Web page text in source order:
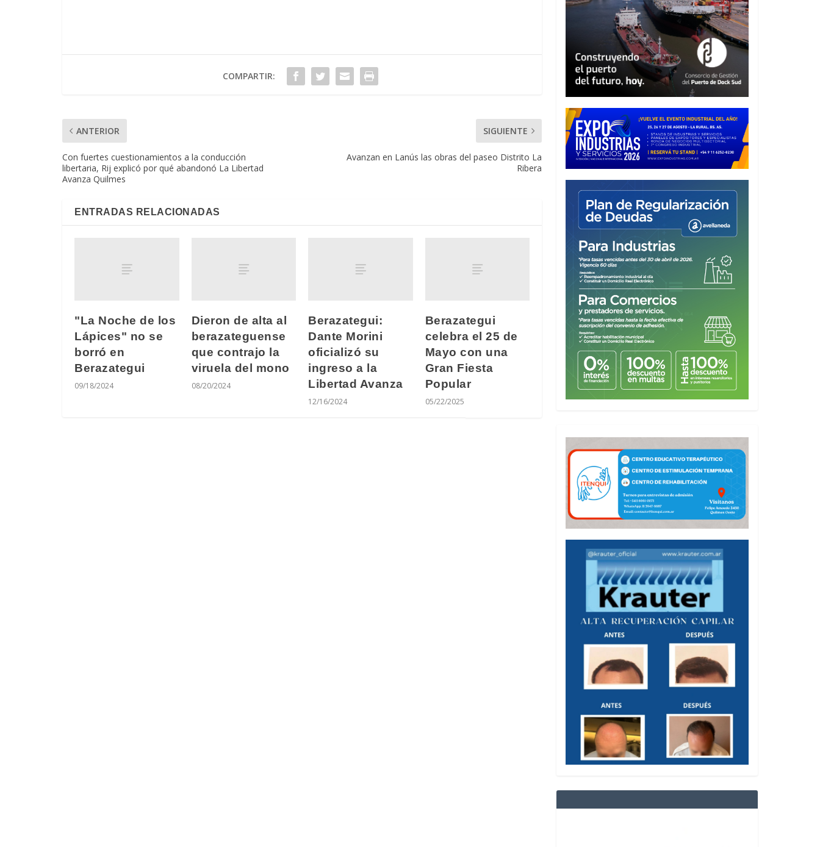
COMPARTIR:
ANTERIOR
Con fuertes cuestionamientos a la conducción
libertaria, Rij explicó por qué abandonó La Libertad
Avanza Quilmes
SIGUIENTE
Avanzan en Lanús las obras del paseo Distrito La
Ribera
ENTRADAS RELACIONADAS
"La Noche de los
Lápices" no se
borró en
Berazategui
09/18/2024
Dieron de alta al
berazateguense
que contrajo la
viruela del mono
08/20/2024
Berazategui:
Dante Morini
oficializó su
ingreso a la
Libertad Avanza
12/16/2024
Berazategui
celebra el 25 de
Mayo con una
Gran Fiesta
Popular
05/22/2025